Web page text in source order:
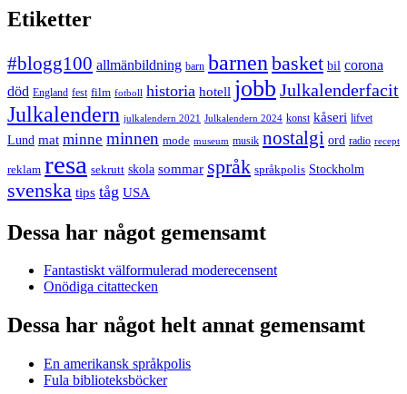
Etiketter
#blogg100 allmänbildning barn barnen basket bil corona
död England fest film fotboll historia hotell jobb Julkalenderfacit
Julkalendern julkalendern 2021 Julkalendern 2024 konst kåseri lifvet
Lund mat minne minnen mode museum musik nostalgi ord radio recept
reklam resa sekrutt skola sommar språk språkpolis Stockholm
svenska tips tåg USA
Dessa har något gemensamt
Fantastiskt välformulerad moderecensent
Onödiga citattecken
Dessa har något helt annat gemensamt
En amerikansk språkpolis
Fula biblioteksböcker